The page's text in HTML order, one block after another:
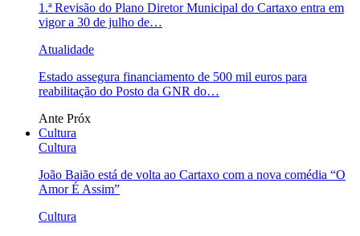
1.ª Revisão do Plano Diretor Municipal do Cartaxo entra em
vigor a 30 de julho de…
Atualidade
Estado assegura financiamento de 500 mil euros para
reabilitação do Posto da GNR do…
Ante Próx
Cultura
Cultura
João Baião está de volta ao Cartaxo com a nova comédia “O
Amor É Assim”
Cultura